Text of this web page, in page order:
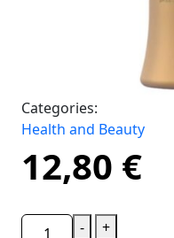
Categories:
Health and Beauty
12,80 €
- +